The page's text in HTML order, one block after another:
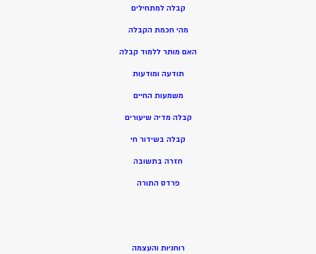
קבלה למתחילים
מהי חכמת הקבלה
האם מותר ללמוד קבלה
תודעה ומודעות
משמעות החיים
קבלה מדיה שיעורים
קבלה בשידור חי
חזרה בתשובה
פרדס התורה
רוחניות והעצמה